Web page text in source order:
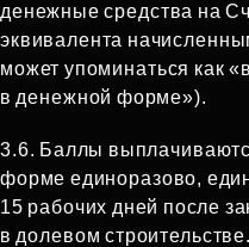
денежные средства на
эквивалента
может упоминаться как
в денежной форме»).
3.6. Баллы
форме единоразово,
15 рабочих дней после
в долевом